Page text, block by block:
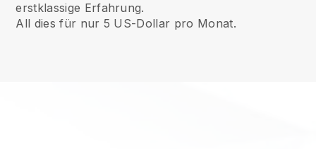
erstklassige Erfahrung.
All dies für nur 5 US-Dollar pro Monat.